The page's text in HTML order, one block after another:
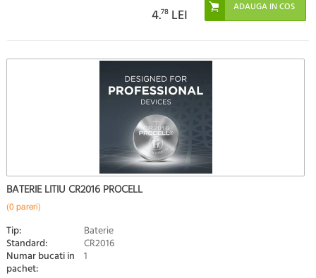
4.78 LEI
BATERIE LITIU CR2016 PROCELL
(0 pareri)
Tip: Baterie
Standard: CR2016
Numar bucati in
pachet:
1